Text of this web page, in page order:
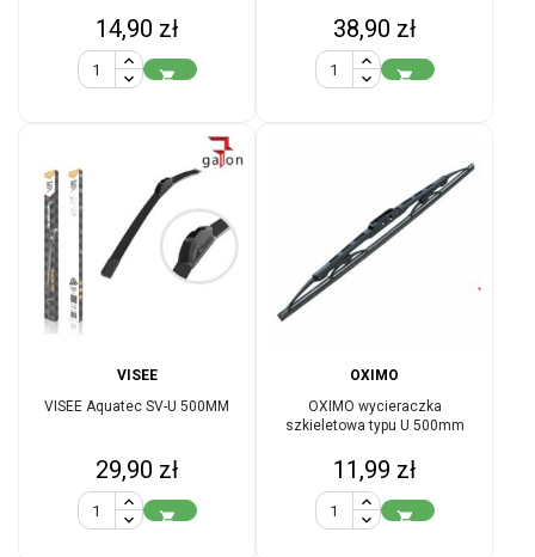
Cena
14,90 zł

Cena
38,90 zł

VISEE
VISEE Aquatec SV-U 500MM
Cena
29,90 zł

OXIMO
OXIMO wycieraczka
szkieletowa typu U 500mm
Cena
11,99 zł
